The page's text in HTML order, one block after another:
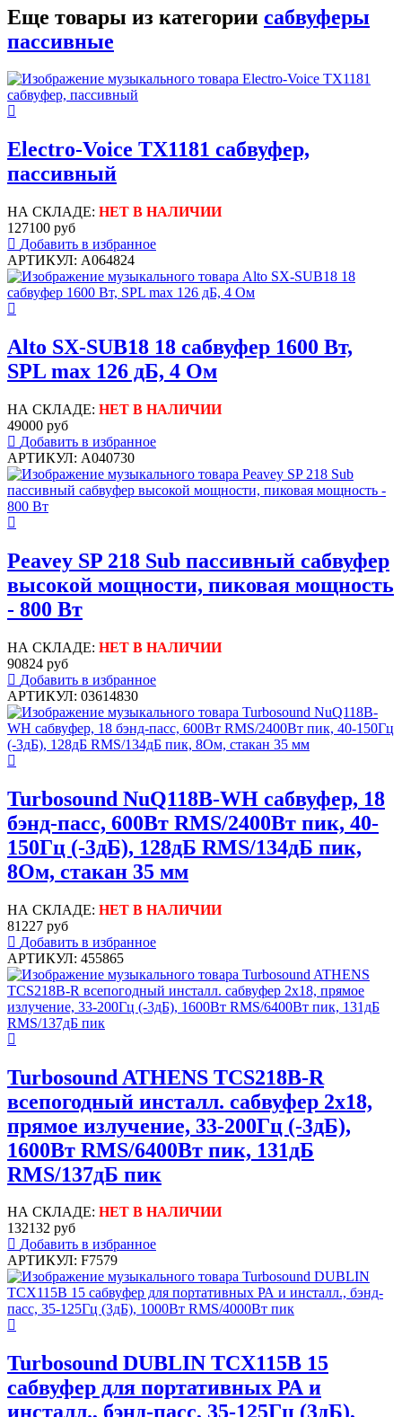
Еще товары из категории сабвуферы
пассивные
Electro-Voice TX1181 сабвуфер,
пассивный
НА СКЛАДЕ: НЕТ В НАЛИЧИИ
127100 руб
Добавить в избранное
АРТИКУЛ: A064824
Alto SX-SUB18 18 сабвуфер 1600 Вт,
SPL max 126 дБ, 4 Ом
НА СКЛАДЕ: НЕТ В НАЛИЧИИ
49000 руб
Добавить в избранное
АРТИКУЛ: A040730
Peavey SP 218 Sub пассивный сабвуфер
высокой мощности, пиковая мощность
- 800 Вт
НА СКЛАДЕ: НЕТ В НАЛИЧИИ
90824 руб
Добавить в избранное
АРТИКУЛ: 03614830
Turbosound NuQ118B-WH сабвуфер, 18
бэнд-пасс, 600Вт RMS/2400Вт пик, 40-
150Гц (-3дБ), 128дБ RMS/134дБ пик,
8Ом, стакан 35 мм
НА СКЛАДЕ: НЕТ В НАЛИЧИИ
81227 руб
Добавить в избранное
АРТИКУЛ: 455865
Turbosound ATHENS TCS218B-R
всепогодный инсталл. сабвуфер 2х18,
прямое излучение, 33-200Гц (-3дБ),
1600Вт RMS/6400Вт пик, 131дБ
RMS/137дБ пик
НА СКЛАДЕ: НЕТ В НАЛИЧИИ
132132 руб
Добавить в избранное
АРТИКУЛ: F7579
Turbosound DUBLIN TCX115B 15
сабвуфер для портативных РА и
инсталл., бэнд-пасс, 35-125Гц (3дБ),